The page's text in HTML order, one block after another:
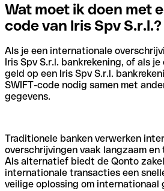
Wat moet ik doen met
code van Iris Spv S.r.l.?
Als je een internationale
Iris Spv S.r.l. bankrekening, of als
geld op een Iris Spv S.r.l.
SWIFT-code nodig samen met
gegevens.
Traditionele banken verwerken
overschrijvingen vaak langzaam en
Als alternatief biedt de Qonto
internationale transacties een
veilige oplossing om internationaal